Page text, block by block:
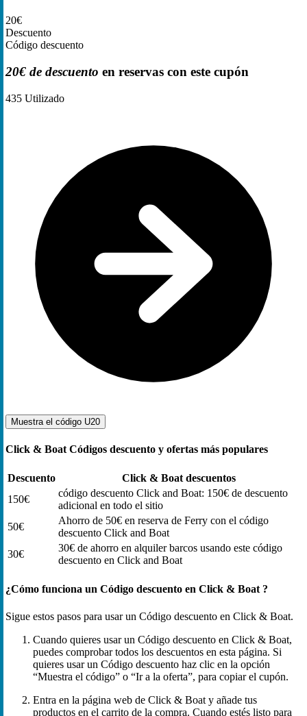
20€
Descuento
Código descuento
20€ de descuento en reservas con este cupón
435 Utilizado
Muestra el código U20
Click & Boat Códigos descuento y ofertas más populares
Descuento
Click & Boat descuentos
150€
código descuento Click and Boat: 150€ de descuento
adicional en todo el sitio
50€
Ahorro de 50€ en reserva de Ferry con el código
descuento Click and Boat
30€
30€ de ahorro en alquiler barcos usando este código
descuento en Click and Boat
¿Cómo funciona un Código descuento en Click & Boat ?
Sigue estos pasos para usar un Código descuento en Click & Boat.
Cuando quieres usar un Código descuento en Click & Boat,
puedes comprobar todos los descuentos en esta página. Si
quieres usar un Código descuento haz clic en la opción
“Muestra el código” o “Ir a la oferta”, para copiar el cupón.
Entra en la página web de Click & Boat y añade tus
productos en el carrito de la compra. Cuando estés listo para